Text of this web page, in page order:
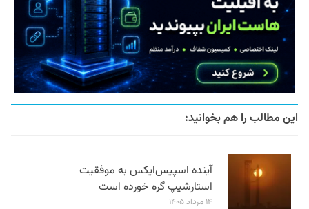
این مطالب را هم بخوانید:
آینده اسپیس‌ایکس به موفقیت
استارشیپ گره خورده است
۱۴ مرداد ۱۴۰۵